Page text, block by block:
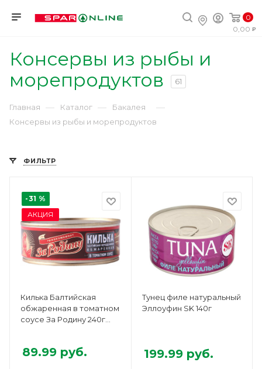
0
0,00
Консервы из рыбы и
морепродуктов
61
Главная — Каталог — Бакалея —
Консервы из рыбы и морепродуктов
ФИЛЬТР
-31 %
АКЦИЯ
Килька Балтийская
обжаренная в томатном
соусе За Родину 240г
89.99 руб.
Тунец филе натуральный
Эллоуфин SK 140г
199.99руб.